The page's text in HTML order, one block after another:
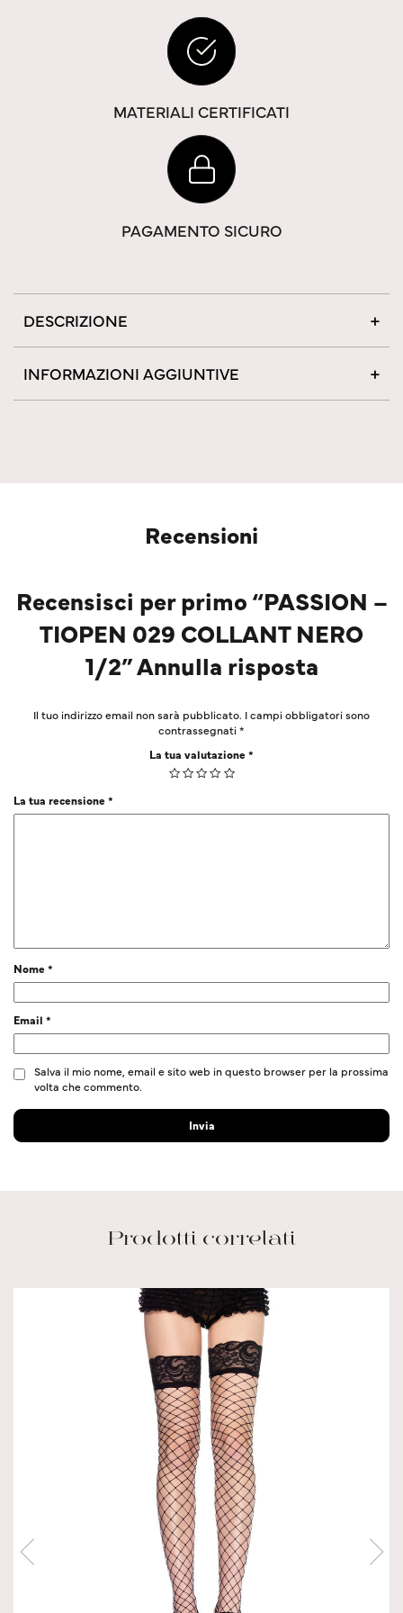
MATERIALI CERTIFICATI
PAGAMENTO SICURO
DESCRIZIONE
INFORMAZIONI AGGIUNTIVE
Recensioni
Recensisci per primo “PASSION –
TIOPEN 029 COLLANT NERO
1/2” Annulla risposta
Il tuo indirizzo email non sarà pubblicato. I campi obbligatori sono
contrassegnati*
La tua valutazione*
La tua recensione*
Nome*
Email *
Salva il mio nome, email e sito web in questo browser per la prossima
volta che commento.
Prodotti correlati